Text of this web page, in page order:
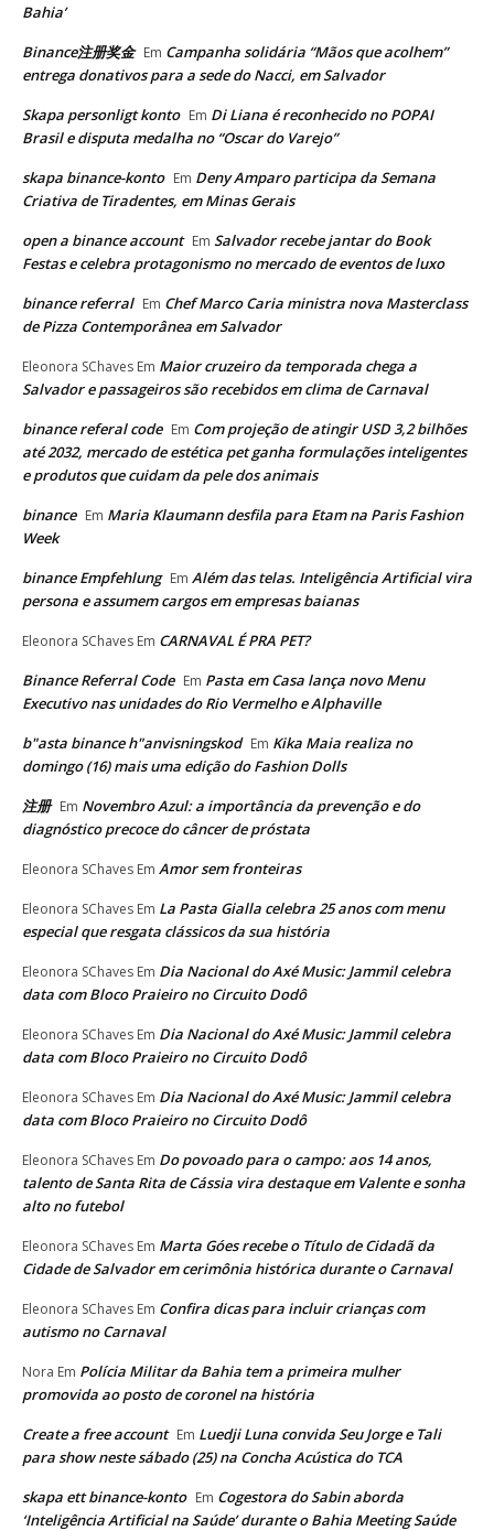
Bahia’
Binance注册奖金 Em Campanha solidária “Mãos que acolhem”
entrega donativos para a sede do Nacci, em Salvador
Skapa personligt konto Em Di Liana é reconhecido no POPAI
Brasil e disputa medalha no “Oscar do Varejo”
skapa binance-konto Em Deny Amparo participa da Semana
Criativa de Tiradentes, em Minas Gerais
open a binance account Em Salvador recebe jantar do Book
Festas e celebra protagonismo no mercado de eventos de luxo
binance referral Em Chef Marco Caria ministra nova Masterclass
de Pizza Contemporânea em Salvador
Eleonora SChaves Em Maior cruzeiro da temporada chega a
Salvador e passageiros são recebidos em clima de Carnaval
binance referal code Em Com projeção de atingir USD 3,2 bilhões
até 2032, mercado de estética pet ganha formulações inteligentes
e produtos que cuidam da pele dos animais
binance Em Maria Klaumann desfila para Etam na Paris Fashion
Week
binance Empfehlung Em Além das telas. Inteligência Artificial vira
persona e assumem cargos em empresas baianas
Eleonora SChaves Em CARNAVAL É PRA PET?
Binance Referral Code Em Pasta em Casa lança novo Menu
Executivo nas unidades do Rio Vermelho e Alphaville
b"asta binance h"anvisningskod Em Kika Maia realiza no
domingo (16) mais uma edição do Fashion Dolls
注册 Em Novembro Azul: a importância da prevenção e do
diagnóstico precoce do câncer de próstata
Eleonora SChaves Em Amor sem fronteiras
Eleonora SChaves Em La Pasta Gialla celebra 25 anos com menu
especial que resgata clássicos da sua história
Eleonora SChaves Em Dia Nacional do Axé Music: Jammil celebra
data com Bloco Praieiro no Circuito Dodô
Eleonora SChaves Em Dia Nacional do Axé Music: Jammil celebra
data com Bloco Praieiro no Circuito Dodô
Eleonora SChaves Em Dia Nacional do Axé Music: Jammil celebra
data com Bloco Praieiro no Circuito Dodô
Eleonora SChaves Em Do povoado para o campo: aos 14 anos,
talento de Santa Rita de Cássia vira destaque em Valente e sonha
alto no futebol
Eleonora SChaves Em Marta Góes recebe o Título de Cidadã da
Cidade de Salvador em cerimônia histórica durante o Carnaval
Eleonora SChaves Em Confira dicas para incluir crianças com
autismo no Carnaval
Nora Em Polícia Militar da Bahia tem a primeira mulher
promovida ao posto de coronel na história
Create a free account Em Luedji Luna convida Seu Jorge e Tali
para show neste sábado (25) na Concha Acústica do TCA
skapa ett binance-konto Em Cogestora do Sabin aborda
‘Inteligência Artificial na Saúde’ durante o Bahia Meeting Saúde